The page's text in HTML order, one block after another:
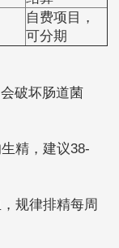
自费项目，
可分期
破坏肠道菌
精，建议38-
规律排精每周